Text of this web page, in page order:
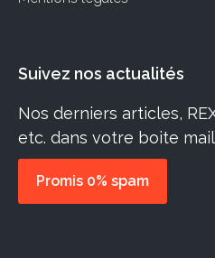
Suivez nos actualités
Nos derniers articles,
etc. dans votre boite
Promis 0% spam